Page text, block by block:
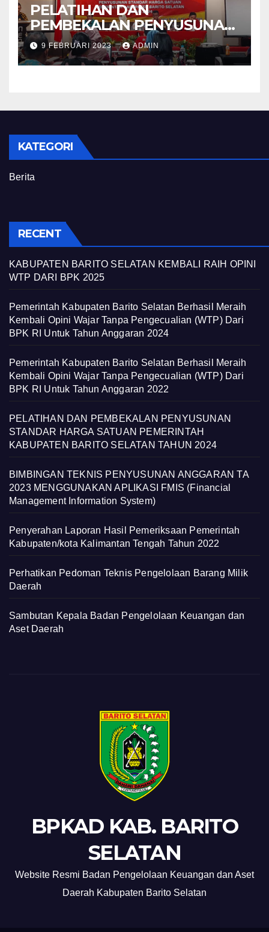
PELATIHAN DAN
PEMBEKALAN PENYUSUNAN
STANDAR HARGA SATUAN
PEMERINTAH KABUPATEN
BARITO SELATAN TAHUN
9 FEBRUARI 2023 ADMIN
KATEGORI
Berita
RECENT
KABUPATEN BARITO SELATAN KEMBALI RAIH OPINI
WTP DARI BPK 2025
Pemerintah Kabupaten Barito Selatan Berhasil Meraih
Kembali Opini Wajar Tanpa Pengecualian (WTP) Dari
BPK RI Untuk Tahun Anggaran 2024
Pemerintah Kabupaten Barito Selatan Berhasil Meraih
Kembali Opini Wajar Tanpa Pengecualian (WTP) Dari
BPK RI Untuk Tahun Anggaran 2022
PELATIHAN DAN PEMBEKALAN PENYUSUNAN
STANDAR HARGA SATUAN PEMERINTAH
KABUPATEN BARITO SELATAN TAHUN 2024
BIMBINGAN TEKNIS PENYUSUNAN ANGGARAN TA
2023 MENGGUNAKAN APLIKASI FMIS (Financial
Management Information System)
Penyerahan Laporan Hasil Pemeriksaan Pemerintah
Kabupaten/kota Kalimantan Tengah Tahun 2022
Perhatikan Pedoman Teknis Pengelolaan Barang Milik
Daerah
Sambutan Kepala Badan Pengelolaan Keuangan dan
Aset Daerah
BPKAD KAB. BARITO
SELATAN
Website Resmi Badan Pengelolaan Keuangan dan Aset
Daerah Kabupaten Barito Selatan